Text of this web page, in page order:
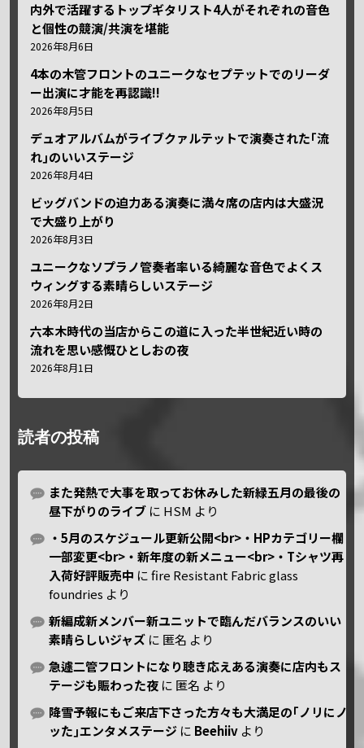
内外で活躍するトップギタリスト4人がそれぞれの音色
と個性の競演/共演を堪能
2026年8月6日
4本の木管フロントのユニークなセプテットでのリーダ
ー出演に才能を再認識!!
2026年8月5日
デュオアルバムがライブクァルテットで演奏された｢流
れ｣のいいステージ
2026年8月4日
ビッグバンドの迫力ある演奏に満々席の店内は大盛況
で大盛り上がり
2026年8月3日
ユニークなソプラノ管奏者率いる綺麗な音色でよくス
ウィングする素晴らしいステージ
2026年8月2日
六本木時代の当店からこの道に入った半世紀近い時の
流れを思い感慨ひとしおの夜
2026年8月1日
読者の投稿
また発熱で大事を取ってお休みした新緑五月の最後の
昼下がりのライブ に HSM より
・5月のスケジュール更新公開<br>・HPカテゴリー欄
一部変更<br>・新年度の新メニュー<br>・Tシャツ再
入荷好評販売中 にfire Resistant Fabric glass
foundries より
新編成新メンバー新ユニットで臨んだバランスのいい
素晴らしいジャズ に 匿名 より
急遽二管フロントになり聴き応えある演奏に店内もス
テージも賑わった夜 に 匿名 より
降雪予報にもご来店下さった方々も大満足の｢ノリにノ
ッた｣エンタメステージ に Beehiiv より